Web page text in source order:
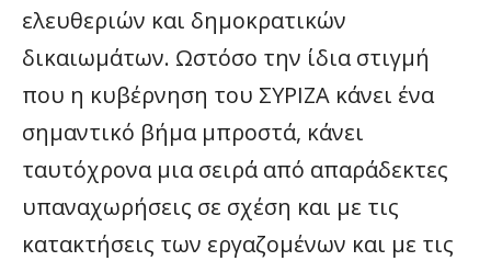
ελευθεριών και δημοκρατικών
δικαιωμάτων. Ωστόσο την ίδια στιγμή
που η κυβέρνηση του ΣΥΡΙΖΑ κάνει ένα
σημαντικό βήμα μπροστά, κάνει
ταυτόχρονα μια σειρά από απαράδεκτες
υπαναχωρήσεις σε σχέση και με τις
κατακτήσεις των εργαζομένων και με τις